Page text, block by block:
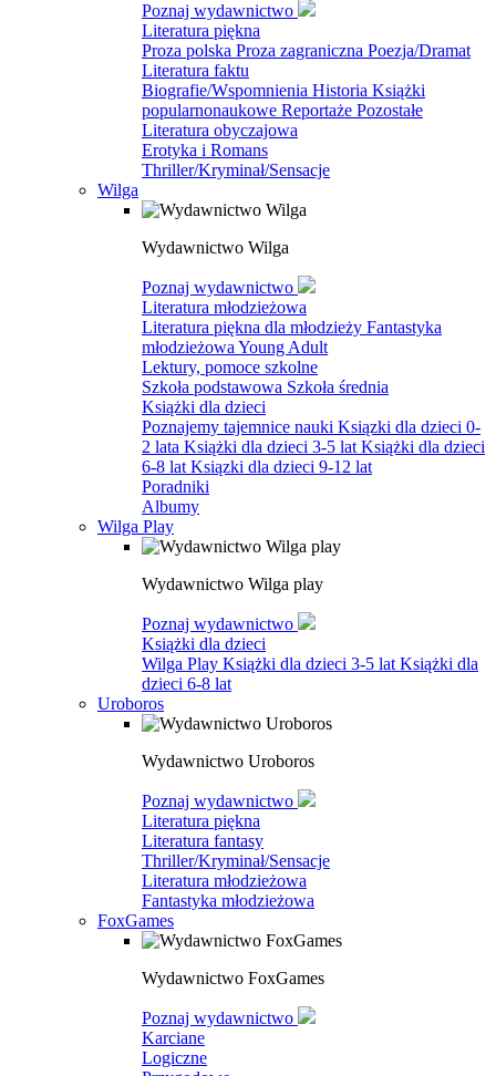
Poznaj wydawnictwo
Literatura piękna
Proza polska Proza zagraniczna Poezja/Dramat
Literatura faktu
Biografie/Wspomnienia Historia Książki
popularnonaukowe Reportaże Pozostałe
Literatura obyczajowa
Erotyka i Romans
Thriller/Kryminał/Sensacje
Wilga
Wydawnictwo Wilga
Poznaj wydawnictwo
Literatura młodzieżowa
Literatura piękna dla młodzieży Fantastyka
młodzieżowa Young Adult
Lektury, pomoce szkolne
Szkoła podstawowa Szkoła średnia
Książki dla dzieci
Poznajemy tajemnice nauki Ksiązki dla dzieci 0-
2 lata Książki dla dzieci 3-5 lat Książki dla dzieci
6-8 lat Ksiązki dla dzieci 9-12 lat
Poradniki
Albumy
Wilga Play
Wydawnictwo Wilga play
Poznaj wydawnictwo
Książki dla dzieci
Wilga Play Książki dla dzieci 3-5 lat Książki dla
dzieci 6-8 lat
Uroboros
Wydawnictwo Uroboros
Poznaj wydawnictwo
Literatura piękna
Literatura fantasy
Thriller/Kryminał/Sensacje
Literatura młodzieżowa
Fantastyka młodzieżowa
FoxGames
Wydawnictwo FoxGames
Poznaj wydawnictwo
Karciane
Logiczne